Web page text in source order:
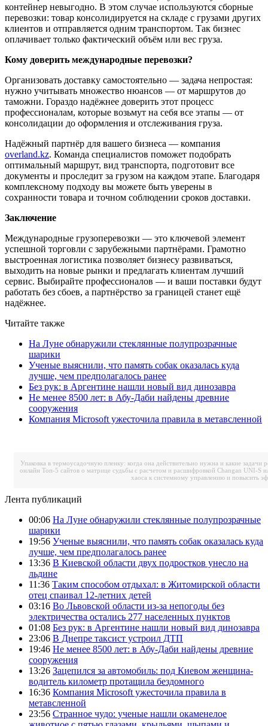
контейнер невыгодно. В этом случае используются сборные
перевозки: товар консолидируется на складе с грузами других
клиентов и отправляется одним транспортом. Так бизнес
оплачивает только фактический объём или вес груза.
Кому доверить международные перевозки?
Организовать доставку самостоятельно — задача непростая:
нужно учитывать множество нюансов — от маршрутов до
таможни. Гораздо надёжнее доверить этот процесс
профессионалам, которые возьмут на себя все этапы — от
консолидации до оформления и отслеживания груза.
Надёжный партнёр для вашего бизнеса — компания
overland.kz. Команда специалистов поможет подобрать
оптимальный маршрут, вид транспорта, подготовит все
документы и проследит за грузом на каждом этапе. Благодаря
комплексному подходу вы можете быть уверены в
сохранности товара и точном соблюдении сроков доставки.
Заключение
Международные грузоперевозки — это ключевой элемент
успешной торговли с зарубежными партнёрами. Грамотно
выстроенная логистика позволяет бизнесу развиваться,
выходить на новые рынки и предлагать клиентам лучший
сервис. Выбирайте профессионалов — и ваши поставки будут
работать без сбоев, а партнёрство за границей станет ещё
надёжнее.
Читайте также
На Луне обнаружили стеклянные полупрозрачные
шарики
Ученые выяснили, что память собак оказалась куда
лучше, чем предполагалось ранее
Без рук: в Аргентине нашли новый вид динозавра
Не менее 8500 лет: в Абу-Даби найдены древние
сооружения
Компания Microsoft ужесточила правила в метавсленной
Упаковка в термоусадочную пленку: когда она действительно нужна и какие задачи
онлайн Топ-5 сайтов о матрице судьбы с расчетом и расшифровкой Changan UNI-S
хаоса к системному управлению и повысить
Лента публикаций
00:06 На Луне обнаружили стеклянные полупрозрачные
шарики
19:56 Ученые выяснили, что память собак оказалась куда
лучше, чем предполагалось ранее
13:36 В Киевской области двух подростков унесло на
льдине
11:36 Таким способом отдыхал: в Житомирской области
отец спаивал 12-летних детей
03:16 Во Львовской области из-за непогоды без
электричества остались 277 населенных пунктов
01:08 Без рук: в Аргентине нашли новый вид динозавра
23:06 В Днепре таксист устроил ДТП
19:46 Не менее 8500 лет: в Абу-Даби найдены древние
сооружения
13:26 Зацепился за автомобиль: под Киевом женщина-
водитель километр протащила бездомного
16:36 Компания Microsoft ужесточила правила в
метавсленной
23:56 Странное чудо: ученые нашли окаменелое